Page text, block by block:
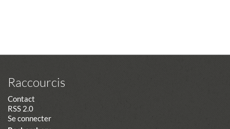
Raccourcis
Contact
RSS 2.0
Se connecter